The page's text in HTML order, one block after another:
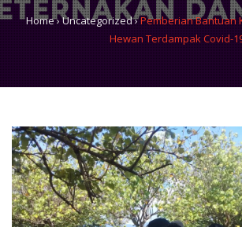
Home›Uncategorized›Pemberian Bantuan
Hewan Terdampak Covid-